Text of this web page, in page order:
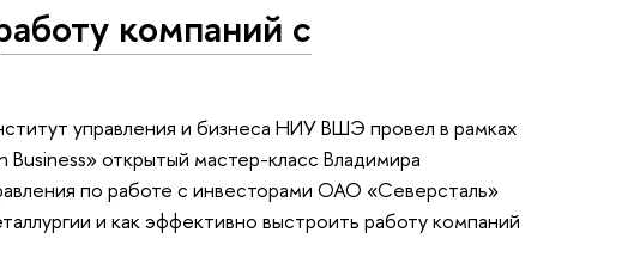
компаний с
управления и бизнеса НИУ ВШЭ провел в рамках
открытый мастер-класс Владимира
по работе с инвесторами ОАО «Северсталь»
и как эффективно выстроить работу компаний